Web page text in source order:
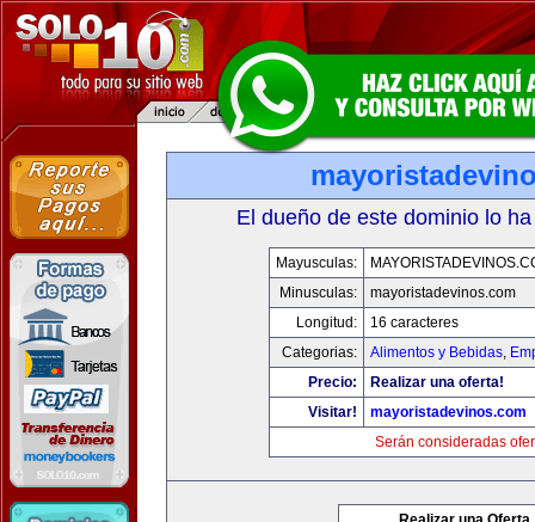
El dueño de este dominio lo
Mayusculas:
Minusculas:
mayoristadevinos.com
Longitud:
16 caracteres
Categorias:
Alimentos y Bebidas,
Precio:
Realizar una oferta!
Visitar!
mayoristadevinos.com
Serán consideradas